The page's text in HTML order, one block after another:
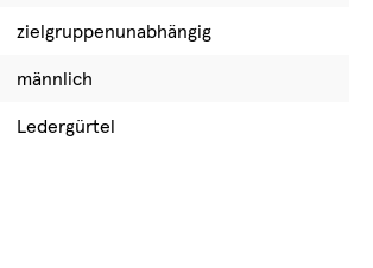
zielgruppenunabhängig
männlich
Ledergürtel